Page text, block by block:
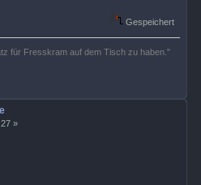
Gespeichert
für Fresskram auf dem Tisch zu haben."
»